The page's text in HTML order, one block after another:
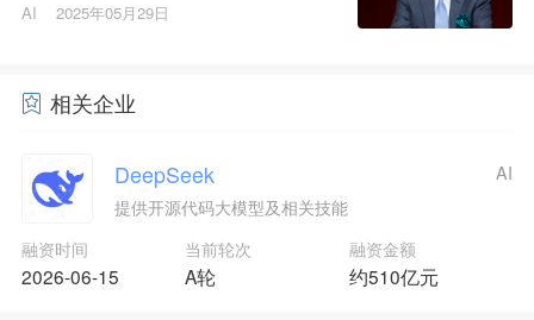
AI 2025年05月29日
相关企业
DeepSeek
提供开源代码大模型及相关技能
AI
融资时间
2026-06-15
当前轮次
A轮
融资金额
约510亿元